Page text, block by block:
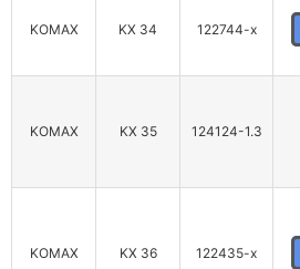
KOMAX KX 34 122744-x
KOMAX KX 35 124124-1.3
KOMAX KX 36 122435-x